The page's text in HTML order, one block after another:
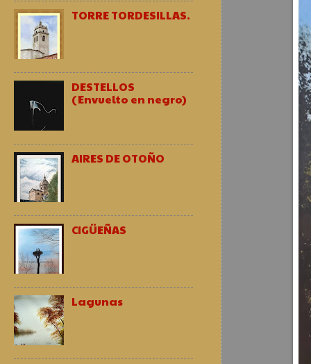
TORRE TORDESILLAS.
DESTELLOS
(Envuelto en negro)
AIRES DE OTOÑO
CIGÜEÑAS
Lagunas